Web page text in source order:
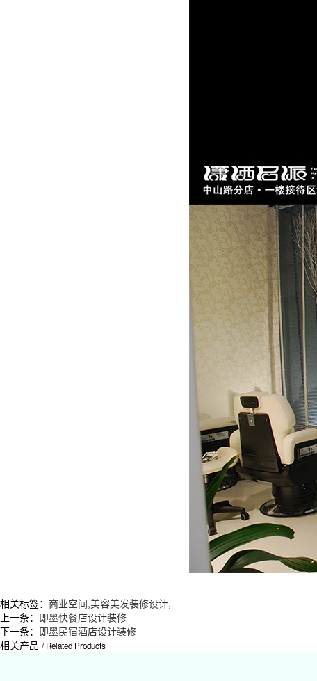
相关标签： 商业空间,美容美发装修设计,
上一条： 即墨快餐店设计装修
下一条： 即墨民宿酒店设计装修
相关产品 / Related Products